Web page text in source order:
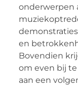
onderwerpen
en
Bovendien
om even bij
aan een